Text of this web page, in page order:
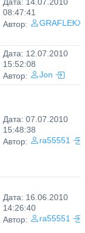
Дата: 14.07.2010
08:47:41
Автор:
GRAFLEKX
Дата: 12.07.2010
15:52:08
Автор:
Jon
Дата: 07.07.2010
15:48:38
Автор:
ra55551
Дата: 16.06.2010
14:26:40
Автор:
ra55551